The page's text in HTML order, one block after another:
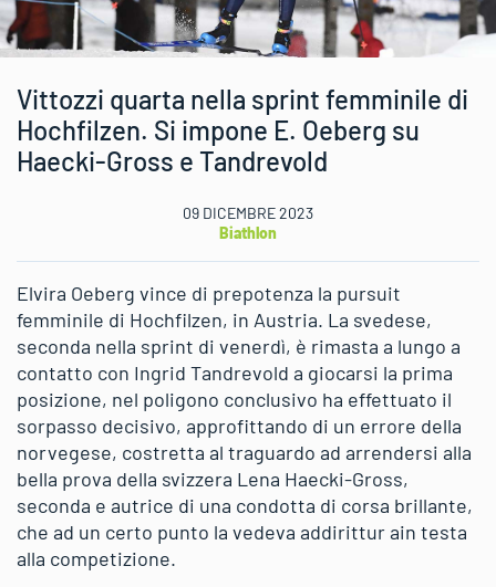
Vittozzi quarta nella sprint femminile di
Hochfilzen. Si impone E. Oeberg su
Haecki-Gross e Tandrevold
09 DICEMBRE 2023
Biathlon
Elvira Oeberg vince di prepotenza la pursuit
femminile di Hochfilzen, in Austria. La svedese,
seconda nella sprint di venerdì, è rimasta a lungo a
contatto con Ingrid Tandrevold a giocarsi la prima
posizione, nel poligono conclusivo ha effettuato il
sorpasso decisivo, approfittando di un errore della
norvegese, costretta al traguardo ad arrendersi alla
bella prova della svizzera Lena Haecki-Gross,
seconda e autrice di una condotta di corsa brillante,
che ad un certo punto la vedeva addirittur ain testa
alla competizione.